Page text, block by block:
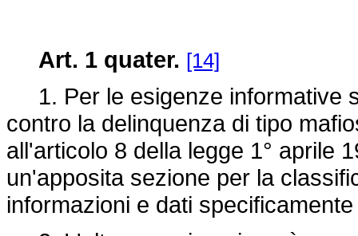
Art. 1 quater. [14]
1. Per le esigenze informative
contro la delinquenza di tipo
all'articolo 8 della legge 1° aprile
un'apposita sezione per la
informazioni e dati